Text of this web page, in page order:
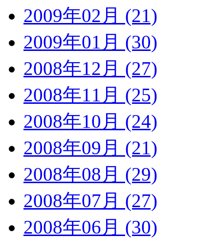
2009年02月 (21)
2009年01月 (30)
2008年12月 (27)
2008年11月 (25)
2008年10月 (24)
2008年09月 (21)
2008年08月 (29)
2008年07月 (27)
2008年06月 (30)